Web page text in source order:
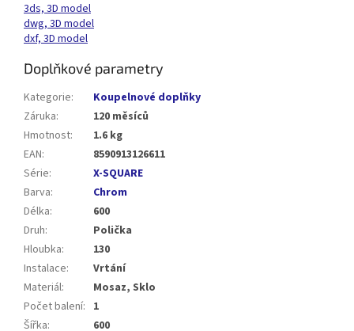
3ds, 3D model
dwg, 3D model
dxf, 3D model
Doplňkové parametry
Kategorie:
Koupelnové doplňky
Záruka:
120 měsíců
Hmotnost:
1.6 kg
EAN:
8590913126611
Série:
X-SQUARE
Barva:
Chrom
Délka:
600
Druh:
Polička
Hloubka:
130
Instalace:
Vrtání
Materiál:
Mosaz, Sklo
Počet balení: 1
Šířka:
600